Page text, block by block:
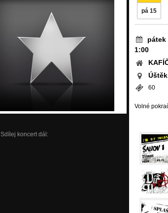
Sdílej koncert dál:
pá 15
pátek
1:00
60
Volné